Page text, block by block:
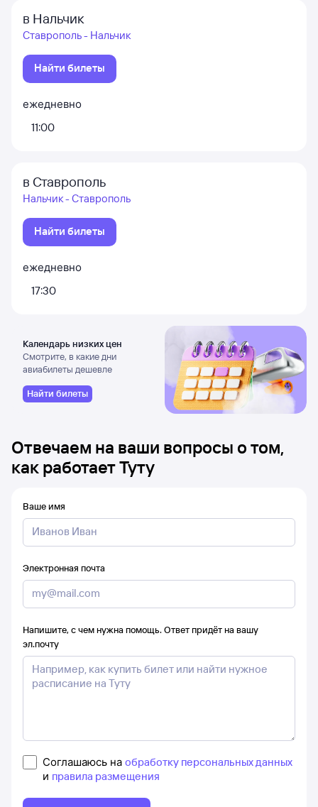
в Нальчик
Ставрополь - Нальчик
Найти билеты
ежедневно
11:00
в Ставрополь
Нальчик - Ставрополь
Найти билеты
ежедневно
17:30
Календарь низких цен
Смотрите, в какие дни
авиабилеты дешевле
Найти билеты
Отвечаем на ваши вопросы о том,
как работает Туту
Ваше имя
Электронная почта
Напишите, с чем нужна помощь. Ответ придёт на вашу
эл.почту
Соглашаюсь на обработку персональных данных
и правила размещения